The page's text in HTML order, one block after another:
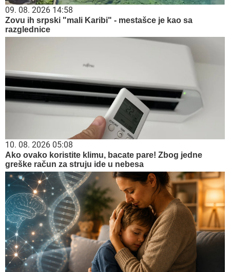
09. 08. 2026 14:58
Zovu ih srpski "mali Karibi" - mestašce je kao sa
razglednice
10. 08. 2026 05:08
Ako ovako koristite klimu, bacate pare! Zbog jedne
greške račun za struju ide u nebesa